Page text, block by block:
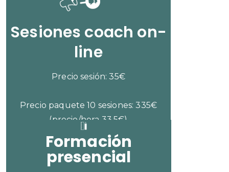
Sesiones coach on-
line
Precio sesión: 35€
Precio paquete 10 sesiones: 335€
(precio/hora 33,5€)
Formación
presencial